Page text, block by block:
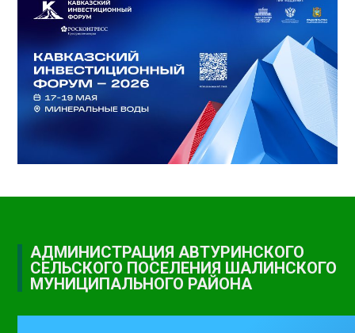
АДМИНИСТРАЦИЯ АВТУРИНСКОГО
СЕЛЬСКОГО ПОСЕЛЕНИЯ ШАЛИНСКОГО
МУНИЦИПАЛЬНОГО РАЙОНА